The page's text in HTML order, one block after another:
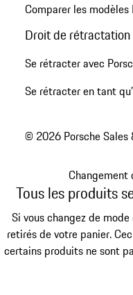
Comparer les modèles
Droit de rétractation
Se rétracter avec
Se rétracter en tant
© 2026 Porsche
Changement
Tous les produits
Si vous changez de
retirés de votre panier.
certains produits ne sont